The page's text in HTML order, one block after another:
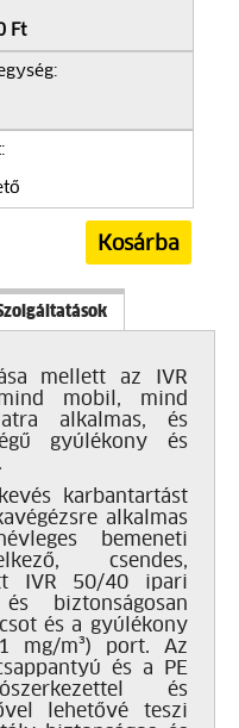
Ft
mellett az IVR
mobil, mind
alkalmas, és
gyúlékony és
karbantartást
alkalmas
bemeneti
csendes,
IVR 50/40 ipari
biztonságosan
és a gyúlékony
mg/m³) port. Az
és a PE
és
lehetővé teszi